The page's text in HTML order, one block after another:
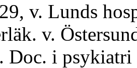
v. Lunds
v.
Doc. i psykiatri